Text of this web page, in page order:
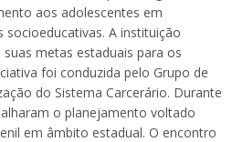
aos adolescentes em
A instituição
metas estaduais para os
foi conduzida pelo Grupo de
do Sistema Carcerário. Durante
o planejamento voltado
em âmbito estadual. O encontro